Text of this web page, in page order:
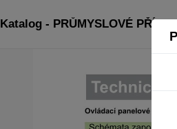
Katalog - PRŮMYSLOVÉ